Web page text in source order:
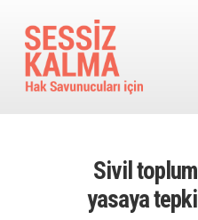
Sivil
yasaya